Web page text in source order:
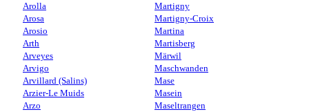
Arolla
Arosa
Arosio
Arth
Arveyes
Arvigo
Arvillard (Salins)
Arzier-Le Muids
Arzo
Martigny
Martigny-Croix
Martina
Martisberg
Märwil
Maschwanden
Mase
Masein
Maseltrangen